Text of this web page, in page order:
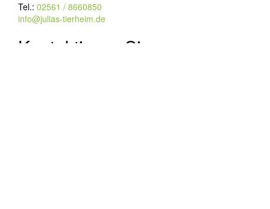
Tel.: 02561 / 8660850
info@julias-tierheim.de
Kontaktieren Sie uns